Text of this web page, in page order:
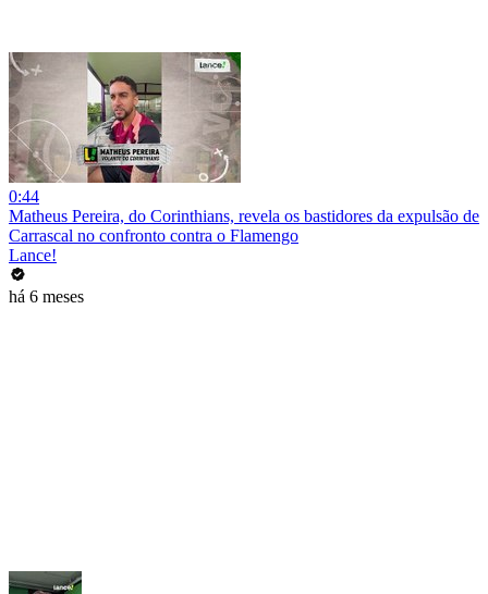
0:44
Matheus Pereira, do Corinthians, revela os bastidores da expulsão de
Carrascal no confronto contra o Flamengo
Lance!
há 6 meses